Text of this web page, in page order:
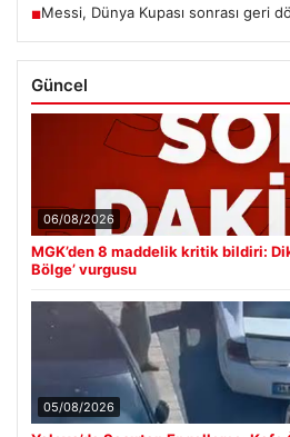
■Messi, Dünya Kupası sonrası geri
Güncel
06/08/2026
MGK’den 8 maddelik kritik bildiri:
Bölge’ vurgusu
05/08/2026